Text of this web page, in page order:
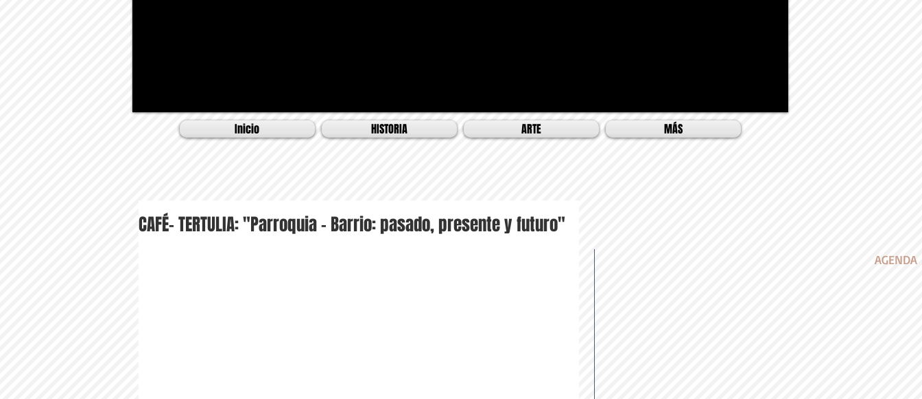
Inicio HISTORIA ARTE MÁS
CAFÉ- TERTULIA: "Parroquia – Barrio: pasado, presente y futuro"
AGENDA